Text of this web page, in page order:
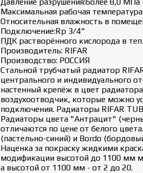
Максимальная рабочая
Относительная влажность в
Подключение:Rp 3/4"
ПДК растворённого кислорода в
Производитель: RIFAR
Производство: РОССИЯ
Стальной трубчатый радиатор
центрального и индивидуального
настенный крепёж в цвет
воздухоотводчик, которые можно
подключения. Радиаторы RIFAR
Радиаторы цвета "Антрацит"
отличаются по цене от белого
(пастельно-синий) и Bordo
Наценка за покраску жидкими
модификации высотой до 1100 мм
а высотой от 1100 мм - от 2 до 20.